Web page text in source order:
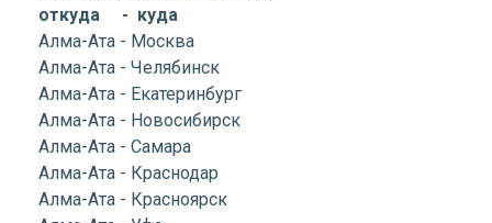
откуда - куда
Алма-Ата - Москва
Алма-Ата - Челябинск
Алма-Ата - Екатеринбург
Алма-Ата - Новосибирск
Алма-Ата - Самара
Алма-Ата - Краснодар
Алма-Ата - Красноярск